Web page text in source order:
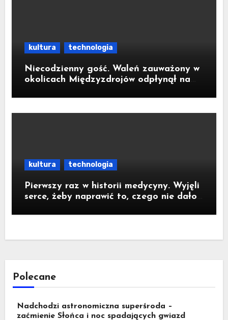
kultura technologia
Niecodzienny gość. Waleń zauważony w
okolicach Międzyzdrojów odpłynął na
kultura technologia
Pierwszy raz w historii medycyny. Wyjęli
serce, żeby naprawić to, czego nie dało
Polecane
Nadchodzi astronomiczna superśroda –
zaćmienie Słońca i noc spadających gwiazd